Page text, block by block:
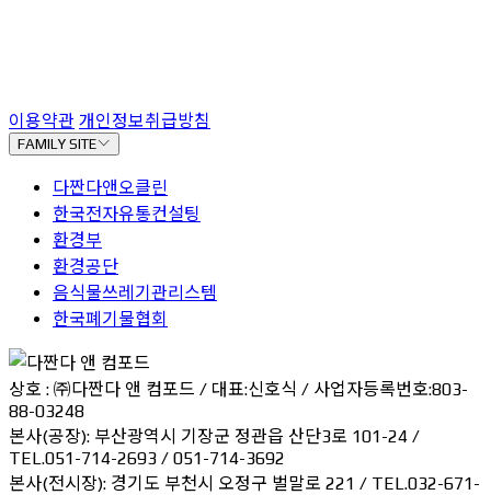
이용약관 개인정보취급방침
FAMILY SITE
다짠다앤오클린
한국전자유통컨설팅
환경부
환경공단
음식물쓰레기관리스템
한국폐기물협회
상호 : ㈜다짠다 앤 컴포드 / 대표:신호식 / 사업자등록번호:803-
88-03248
본사(공장): 부산광역시 기장군 정관읍 산단3로 101-24 /
TEL.051-714-2693 / 051-714-3692
본사(전시장): 경기도 부천시 오정구 벌말로 221 / TEL.032-671-